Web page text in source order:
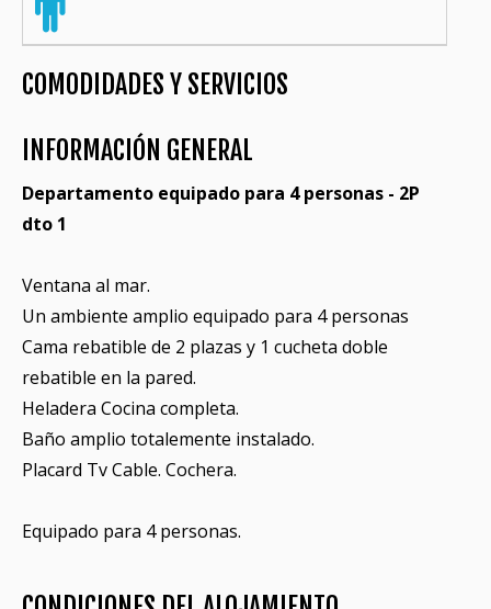
COMODIDADES Y SERVICIOS
INFORMACIÓN GENERAL
Departamento equipado para 4 personas - 2P
dto 1
Ventana al mar.
Un ambiente amplio equipado para 4 personas
Cama rebatible de 2 plazas y 1 cucheta doble
rebatible en la pared.
Heladera Cocina completa.
Baño amplio totalemente instalado.
Placard Tv Cable. Cochera.
Equipado para 4 personas.